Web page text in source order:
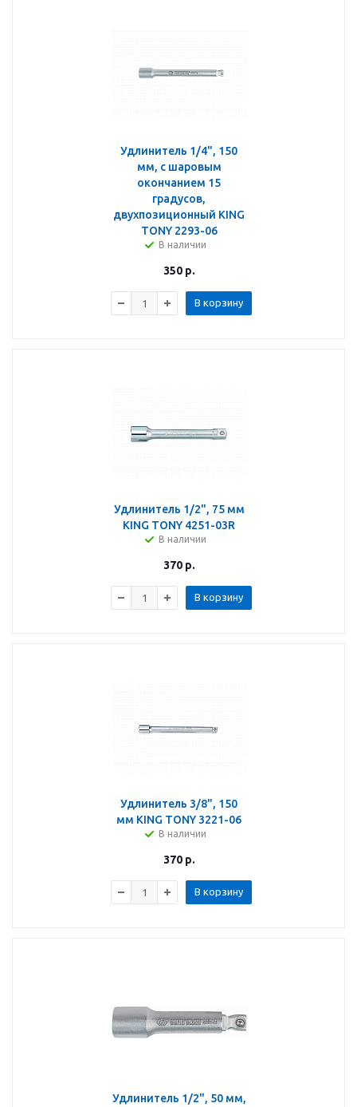
Удлинитель 1/4", 150
мм, с шаровым
окончанием 15
градусов,
двухпозиционный KING
TONY 2293-06
В наличии
350р.
В корзину
Удлинитель 1/2", 75 мм
KING TONY 4251-03R
В наличии
370р.
В корзину
Удлинитель 3/8", 150
мм KING TONY 3221-06
В наличии
370р.
В корзину
Удлинитель 1/2", 50 мм,